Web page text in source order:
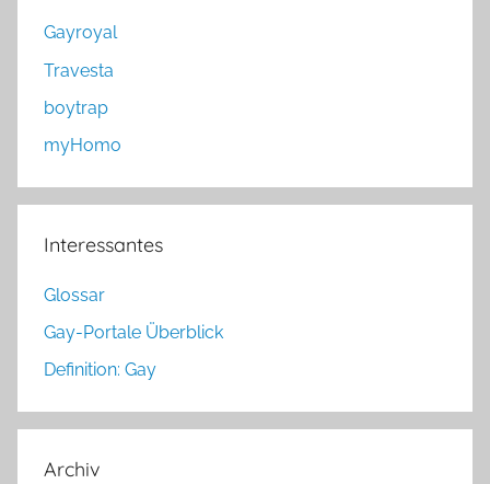
Gayroyal
Travesta
boytrap
myHomo
Interessantes
Glossar
Gay-Portale Überblick
Definition: Gay
Archiv